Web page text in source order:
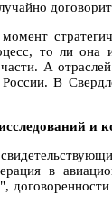
то ли
А
В
и
в